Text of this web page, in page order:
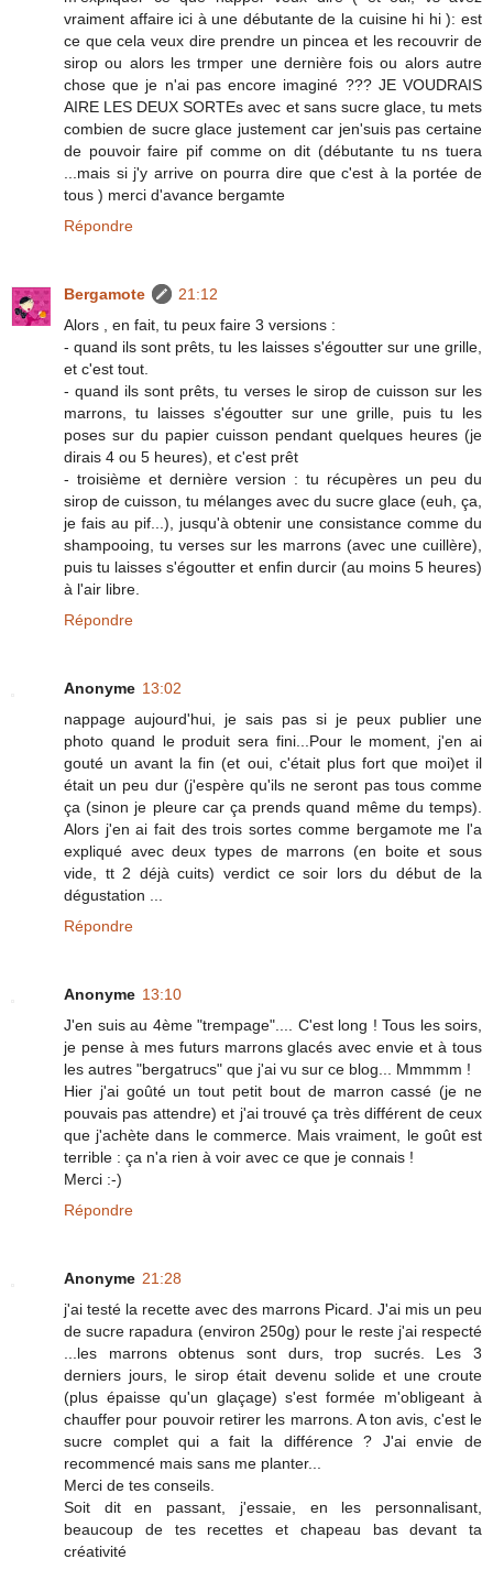
vraiment affaire ici à une débutante de la cuisine hi hi ): est
ce que cela veux dire prendre un pincea et les recouvrir de
sirop ou alors les trmper une dernière fois ou alors autre
chose que je n'ai pas encore imaginé ??? JE VOUDRAIS
AIRE LES DEUX SORTEs avec et sans sucre glace, tu mets
combien de sucre glace justement car jen'suis pas certaine
de pouvoir faire pif comme on dit (débutante tu ns tuera
...mais si j'y arrive on pourra dire que c'est à la portée de
tous ) merci d'avance bergamte
Répondre
Bergamote
21:12
Alors , en fait, tu peux faire 3 versions :
- quand ils sont prêts, tu les laisses s'égoutter sur une grille,
et c'est tout.
- quand ils sont prêts, tu verses le sirop de cuisson sur les
marrons, tu laisses s'égoutter sur une grille, puis tu les
poses sur du papier cuisson pendant quelques heures (je
dirais 4 ou 5 heures), et c'est prêt
- troisième et dernière version : tu récupères un peu du
sirop de cuisson, tu mélanges avec du sucre glace (euh, ça,
je fais au pif...), jusqu'à obtenir une consistance comme du
shampooing, tu verses sur les marrons (avec une cuillère),
puis tu laisses s'égoutter et enfin durcir (au moins 5 heures)
à l'air libre.
Répondre
Anonyme 13:02
nappage aujourd'hui, je sais pas si je peux publier une
photo quand le produit sera fini...Pour le moment, j'en ai
gouté un avant la fin (et oui, c'était plus fort que moi)et il
était un peu dur (j'espère qu'ils ne seront pas tous comme
ça (sinon je pleure car ça prends quand même du temps).
Alors j'en ai fait des trois sortes comme bergamote me l'a
expliqué avec deux types de marrons (en boite et sous
vide, tt 2 déjà cuits) verdict ce soir lors du début de la
dégustation ...
Répondre
Anonyme 13:10
J'en suis au 4ème "trempage".... C'est long ! Tous les soirs,
je pense à mes futurs marrons glacés avec envie et à tous
les autres "bergatrucs" que j'ai vu sur ce blog... Mmmmm !
Hier j'ai goûté un tout petit bout de marron cassé (je ne
pouvais pas attendre) et j'ai trouvé ça très différent de ceux
que j'achète dans le commerce. Mais vraiment, le goût est
terrible : ça n'a rien à voir avec ce que je connais !
Merci :-)
Répondre
Anonyme 21:28
j'ai testé la recette avec des marrons Picard. J'ai mis un peu
de sucre rapadura (environ 250g) pour le reste j'ai respecté
...les marrons obtenus sont durs, trop sucrés. Les 3
derniers jours, le sirop était devenu solide et une croute
(plus épaisse qu'un glaçage) s'est formée m'obligeant à
chauffer pour pouvoir retirer les marrons. A ton avis, c'est le
sucre complet qui a fait la différence ? J'ai envie de
recommencé mais sans me planter...
Merci de tes conseils.
Soit dit en passant, j'essaie, en les personnalisant,
beaucoup de tes recettes et chapeau bas devant ta
créativité